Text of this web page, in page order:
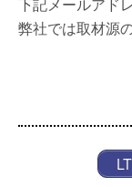
下記メールアド
弊社では取材源